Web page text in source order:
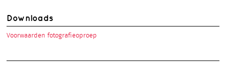
Downloads
Voorwaarden fotografieoproep